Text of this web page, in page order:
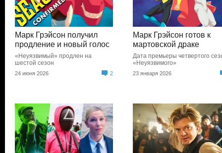
Марк Грэйсон получил
продление и новый голос
«Неуязвимый» продлен на
шестой сезон
24 июня 2026 2
Марк Грэйсон готов к
мартовской драке
Дата премьеры четвертого
«Неуязвимого»
23 января 2026